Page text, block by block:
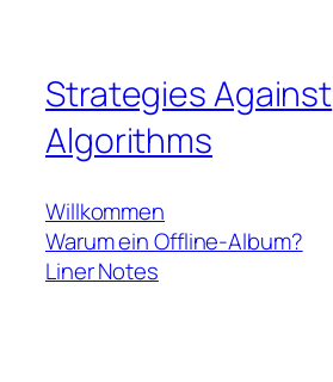
Inhalt
springen
Strategies Against
Algorithms
Willkommen
Warum ein Offline-Album?
Liner Notes